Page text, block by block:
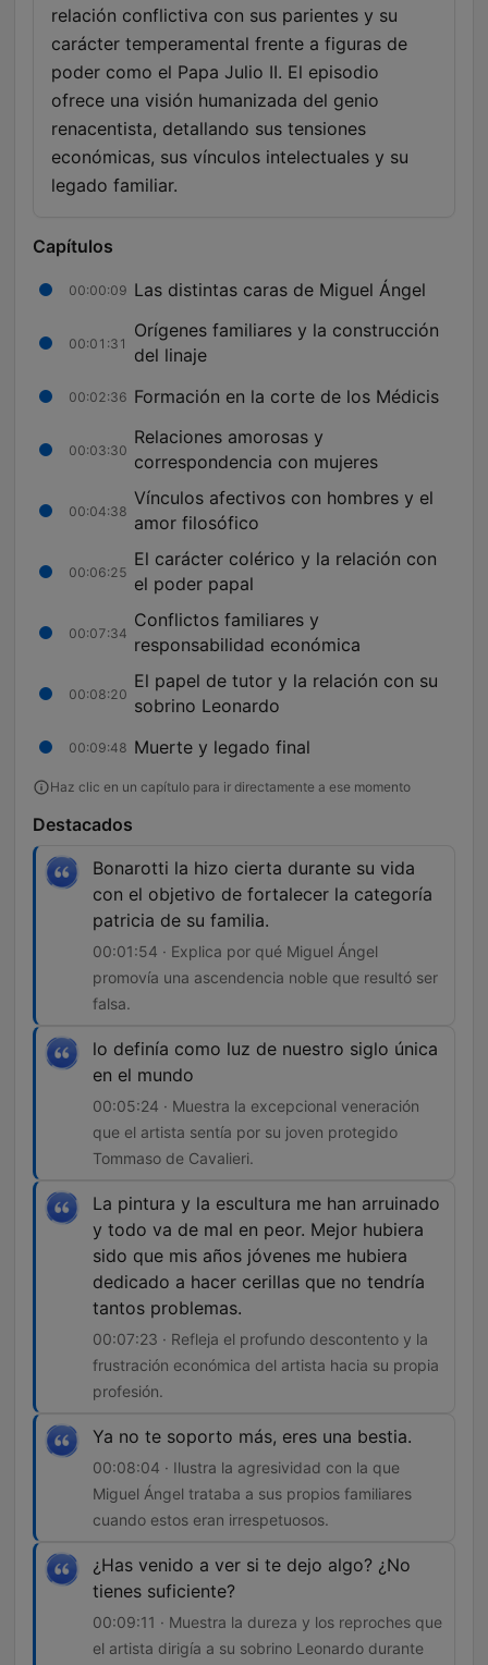
relación conflictiva con sus parientes y su
carácter temperamental frente a figuras de
poder como el Papa Julio II. El episodio
ofrece una visión humanizada del genio
renacentista, detallando sus tensiones
económicas, sus vínculos intelectuales y su
legado familiar.
Capítulos
00:00:09 Las distintas caras de Miguel Ángel
00:01:31
Orígenes familiares y la construcción
del linaje
00:02:36 Formación en la corte de los Médicis
00:03:30
Relaciones amorosas y
correspondencia con mujeres
00:04:38
Vínculos afectivos con hombres y el
amor filosófico
00:06:25
El carácter colérico y la relación con
el poder papal
00:07:34
Conflictos familiares y
responsabilidad económica
00:08:20
El papel de tutor y la relación con su
sobrino Leonardo
00:09:48 Muerte y legado final
Haz clic en un capítulo para ir directamente a ese momento
Destacados
Bonarotti la hizo cierta durante su vida
con el objetivo de fortalecer la categoría
patricia de su familia.
00:01:54 · Explica por qué Miguel Ángel
promovía una ascendencia noble que resultó ser
falsa.
lo definía como luz de nuestro siglo única
en el mundo
00:05:24 · Muestra la excepcional veneración
que el artista sentía por su joven protegido
Tommaso de Cavalieri.
La pintura y la escultura me han arruinado
y todo va de mal en peor. Mejor hubiera
sido que mis años jóvenes me hubiera
dedicado a hacer cerillas que no tendría
tantos problemas.
00:07:23 · Refleja el profundo descontento y la
frustración económica del artista hacia su propia
profesión.
Ya no te soporto más, eres una bestia.
00:08:04 · Ilustra la agresividad con la que
Miguel Ángel trataba a sus propios familiares
cuando estos eran irrespetuosos.
¿Has venido a ver si te dejo algo? ¿No
tienes suficiente?
00:09:11 · Muestra la dureza y los reproches que
el artista dirigía a su sobrino Leonardo durante